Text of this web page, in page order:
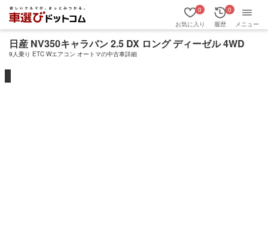
お気に入り
0
履歴
0
メニュー
日産 NV350キャラバン 2.5 DX ロング ディーゼル 4WD
9人乗り ETC Wエアコン オートマの中古車詳細